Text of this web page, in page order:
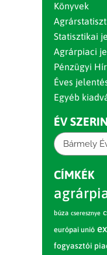
Könyvek
Statisztikai
Agrárpiaci
Pénzügyi
Éves
Egyéb
ÉV
Bármely
CÍMKÉK
búza cseresznye
európai unió
fogyasztói